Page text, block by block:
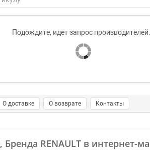
Подождите, идет запрос производителей...
О доставке О возврате Контакты
Бренда RENAULT в интернет-